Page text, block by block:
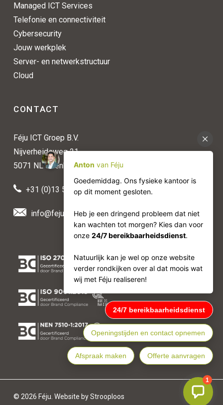
Managed ICT Services
Telefonie en connectiviteit
Cybersecurity
Jouw werkplek
Server- en netwerkstructuur
Cloud
CONTACT
Féju ICT Groep B.V.
Nijverheidsweg 21
5071 NL Udenhout
+31 (0)13 511 50 88
info@feju.nl
© 2026 Féju. Website by Strooploos